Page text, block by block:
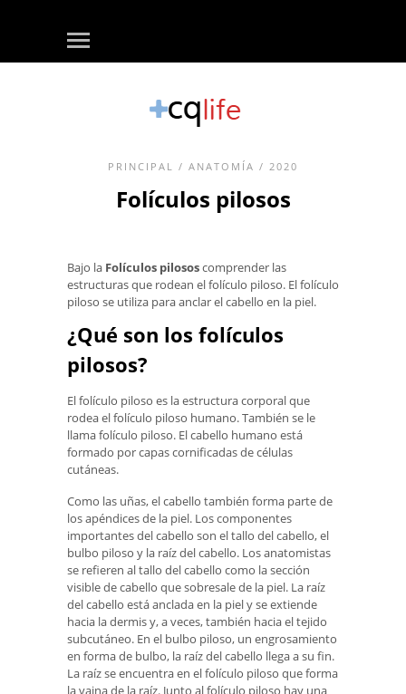
PRINCIPAL / ANATOMÍA / 2020
Folículos pilosos
Bajo la Folículos pilososcomprender las
estructuras que rodean el folículo piloso. El folículo
piloso se utiliza para anclar el cabello en la piel.
¿Qué son los folículos
pilosos?
El folículo piloso es la estructura corporal que
rodea el folículo piloso humano. También se le
llama folículo piloso. El cabello humano está
formado por capas cornificadas de células
cutáneas.
Como las uñas, el cabello también forma parte de
los apéndices de la piel. Los componentes
importantes del cabello son el tallo del cabello, el
bulbo piloso y la raíz del cabello. Los anatomistas
se refieren al tallo del cabello como la sección
visible de cabello que sobresale de la piel. La raíz
del cabello está anclada en la piel y se extiende
hacia la dermis y, a veces, también hacia el tejido
subcutáneo. En el bulbo piloso, un engrosamiento
en forma de bulbo, la raíz del cabello llega a su fin.
La raíz se encuentra en el folículo piloso que forma
la vaina de la raíz. Junto al folículo piloso hay una